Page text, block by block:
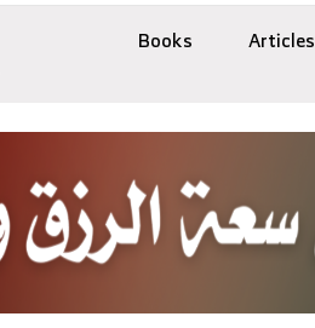
Books Articles